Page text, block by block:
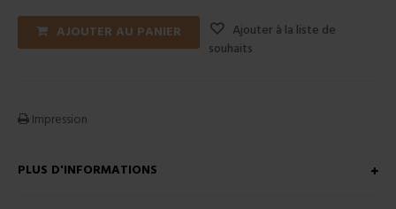
AJOUTER AU PANIER
Ajouter à la liste de
souhaits
Impression
PLUS D'INFORMATIONS